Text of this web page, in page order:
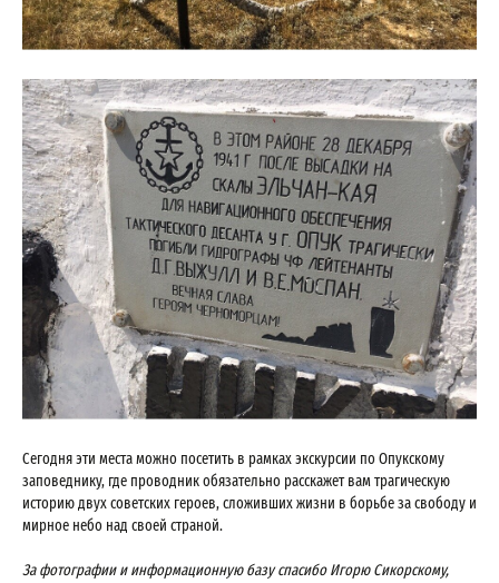
Сегодня эти места можно посетить в рамках экскурсии по Опукскому
заповеднику, где проводник обязательно расскажет вам трагическую
историю двух советских героев, сложивших жизни в борьбе за свободу и
мирное небо над своей страной.
За фотографии и информационную базу спасибо Игорю Сикорскому,